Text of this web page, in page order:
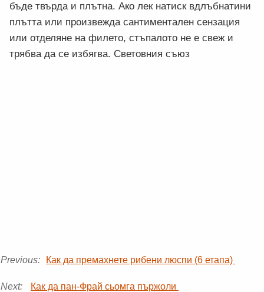
бъде твърда и плътна. Ако лек натиск вдлъбнатини
плътта или произвежда сантиментален сензация
или отделяне на филето, стъпалото не е свеж и
трябва да се избягва. Световния съюз
Previous: Как да премахнете рибени люспи (6 етапа)
Next: Как да пан-Фрай сьомга пържоли